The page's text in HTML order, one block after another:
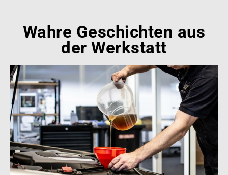
Wahre Geschichten aus
der Werkstatt